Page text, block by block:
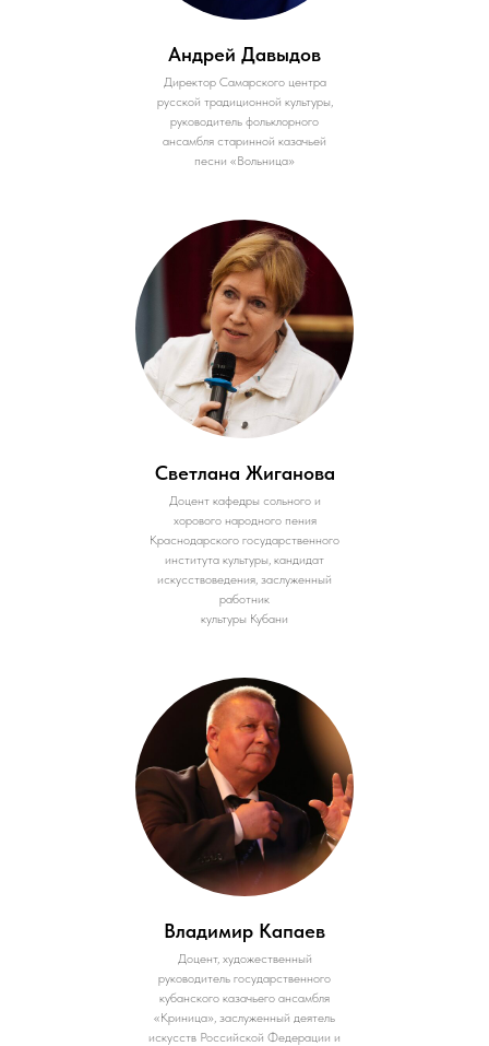
Андрей Давыдов
Директор Самарского центра
русской традиционной культуры,
руководитель фольклорного
ансамбля старинной казачьей
песни «Вольница»
Светлана Жиганова
Доцент кафедры сольного и
хорового народного пения
Краснодарского государственного
института культуры, кандидат
искусствоведения, заслуженный
работник
культуры Кубани
Владимир Капаев
Доцент, художественный
руководитель государственного
кубанского казачьего ансамбля
«Криница», заслуженный деятель
искусств Российской Федерации и